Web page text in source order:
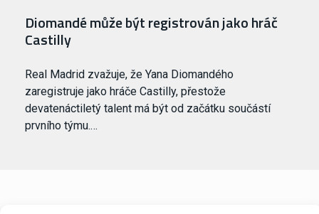
Diomandé může být registrován jako hráč
Castilly
Real Madrid zvažuje, že Yana Diomandého
zaregistruje jako hráče Castilly, přestože
devatenáctiletý talent má být od začátku součástí
prvního týmu.…